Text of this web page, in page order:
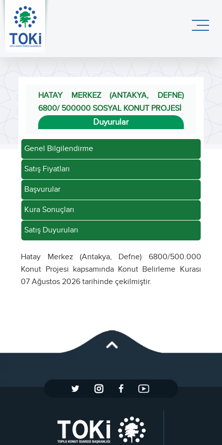
HATAY MERKEZ (ANTAKYA, DEFNE)
6800/ 500000 SOSYAL KONUT PROJESİ
Duyurular
Genel Bilgilendirme
Satış Fiyatları
Başvurular
Kura Sonuçları
Satış Duyuruları
Hatay Merkez (Antakya, Defne) 6800/500.000
Konut Projesi kapsamında Konut Belirleme Kurası
07 Ağustos 2026 tarihinde çekilmiştir.